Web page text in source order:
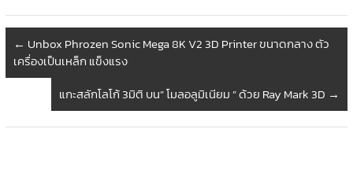
← Unbox Phrozen Sonic Mega 8K V2 3D Printer ขนาดกลาง ตัว
เครื่องเป็นเหล็ก แข็งแรง
แกะสลักโลโก้ 3มิติ บน” โมลอลูมิเนียม ” ด้วย Ray Mark 3D →